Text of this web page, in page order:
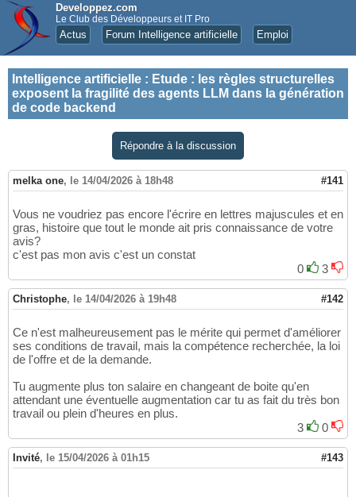
Developpez.com
Le Club des Développeurs et IT Pro
Actus Forum Intelligence artificielle Emploi
Intelligence artificielle : Etude : les règles structurelles
exposent la fragilité des agents LLM dans la génération
de code backend
Répondre à la discussion
melka one, le 14/04/2026 à 18h48 #141
Vous ne voudriez pas encore l'écrire en lettres majuscules et en
gras, histoire que tout le monde ait pris connaissance de votre
avis?
c'est pas mon avis c'est un constat
0
3
Christophe, le 14/04/2026 à 19h48 #142
Ce n'est malheureusement pas le mérite qui permet d'améliorer
ses conditions de travail, mais la compétence recherchée, la loi
de l'offre et de la demande.
Tu augmente plus ton salaire en changeant de boite qu'en
attendant une éventuelle augmentation car tu as fait du très bon
travail ou plein d'heures en plus.
3
0
Invité, le 15/04/2026 à 01h15 #143